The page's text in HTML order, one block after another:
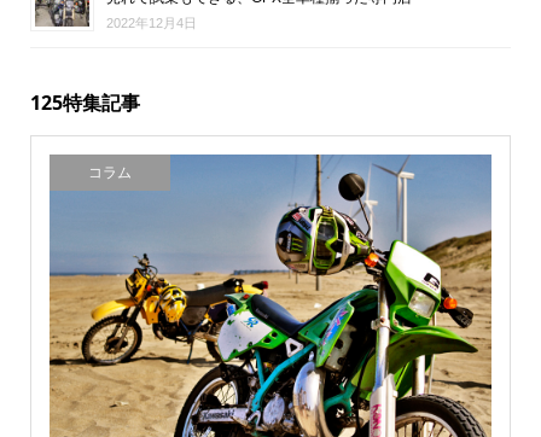
2022年12月4日
125特集記事
コラム